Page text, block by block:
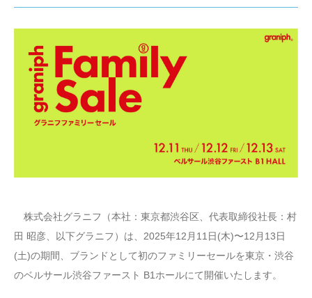
株式会社グラニフ（本社：東京都渋谷区、代表取締役社長：村
田 昭彦、以下グラニフ）は、2025年12月11日(木)〜12月13日
(土)の期間、ブランドとして初のファミリーセールを東京・渋谷
のベルサール渋谷ファースト B1ホールにて開催いたします。